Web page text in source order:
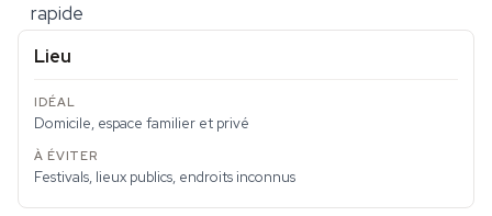
rapide
Lieu
Domicile, espace familier et privé
Festivals, lieux publics, endroits inconnus